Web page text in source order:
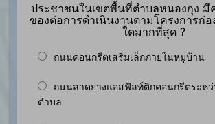
ประชาชนในเขตพื้นที่ตำบลหนองกุง มี
ของต่อการดำเนินงานตามโครงการก่อ
ใดมากที่สุด ?
ถนนคอนกรีตเสริมเล็กภายในหมู่บ้าน
ถนนลาดยางแอสฟัลท์ติกคอนกรีตระห
ตำบล